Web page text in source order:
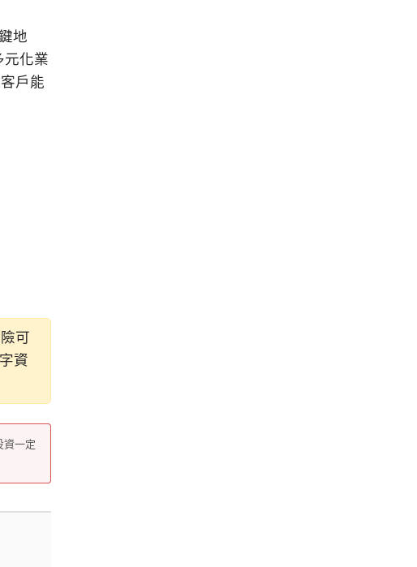
地
元化業
戶能
可
資
資一定